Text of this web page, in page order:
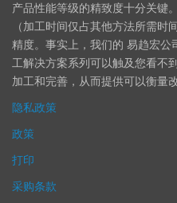
产品性能等级的精致度十分关键
（加工时间仅占其他方法所需
精度。事实上，我们的 易趋宏
工解决方案系列可以触及您看不
加工和完善，从而提供可以衡量
隐私政策
政策
打印
采购条款